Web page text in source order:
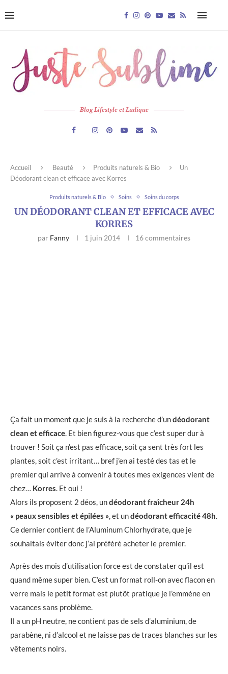
Blog Lifestyle et Ludique
Accueil Beauté Produits naturels & Bio
Un
Déodorant clean et efficace avec Korres
Produits naturels & Bio Soins Soins du corps
UN DÉODORANT CLEAN ET EFFICACE AVEC
KORRES
par Fanny 1 juin 2014 16 commentaires
Ça fait un moment que je suis à la recherche d’undéodorant
clean et efficace. Et bien figurez-vous que c’est super dur à
trouver ! Soit ça n’est pas efficace, soit ça sent très fort les
plantes, soit c’est irritant… bref j’en ai testé des tas et le
premier qui arrive à convenir à toutes mes exigences vient de
chez… Korres. Et oui !
Alors ils proposent 2 déos, undéodorant fraîcheur 24h
« peaux sensibles et épilées », et undéodorant efficacité 48h.
Ce dernier contient de l’Aluminum Chlorhydrate, que je
souhaitais éviter donc j’ai préféré acheter le premier.
Après des mois d’utilisation force est de constater qu’il est
quand même super bien. C’est un format roll-on avec flacon en
verre mais le petit format est plutôt pratique je l’emmène en
vacances sans problème.
Il a un pH neutre, ne contient pas de sels d’aluminium, de
parabène, ni d’alcool et ne laisse pas de traces blanches sur les
vêtements noirs.